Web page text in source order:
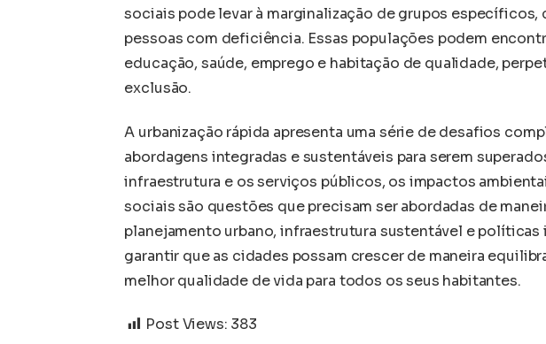
sociais pode levar à marginalização de grupos
pessoas com deficiência. Essas populações podem
educação, saúde, emprego e habitação de qualidade,
exclusão.
A urbanização rápida apresenta uma série de desafios
abordagens integradas e sustentáveis para serem
infraestrutura e os serviços públicos, os impactos
sociais são questões que precisam ser abordadas de
planejamento urbano, infraestrutura sustentável e políticas
garantir que as cidades possam crescer de maneira
melhor qualidade de vida para todos os seus habitantes.
Post Views: 383